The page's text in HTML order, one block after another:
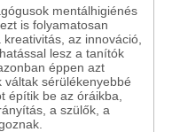
mentálhigiénés
is folyamatosan
az innováció,
lesz a tanítók
éppen azt
sérülékenyebbé
építik be az óráikba,
a szülők, a